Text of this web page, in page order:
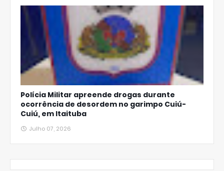
Polícia Militar apreende drogas durante
ocorrência de desordem no garimpo Cuiú-
Cuiú, em Itaituba
Julho 07, 2026